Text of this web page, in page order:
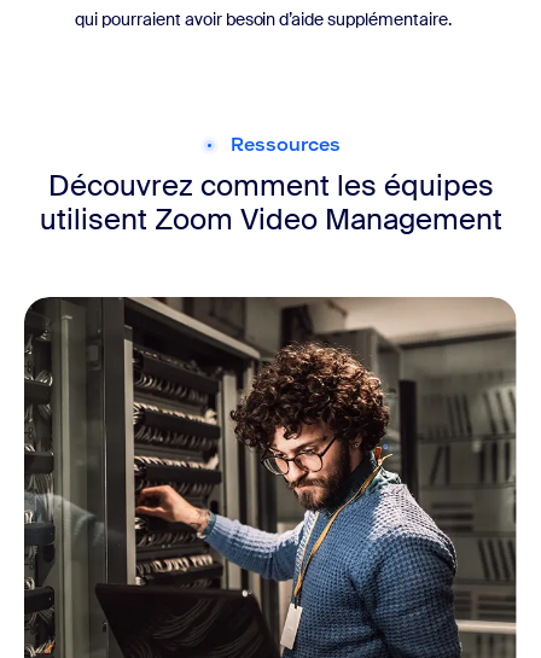
qui pourraient avoir besoin d’aide supplémentaire.
Ressources
Découvrez comment les équipes
utilisent Zoom Video Management